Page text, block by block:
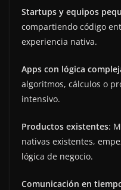
Startups y equipos
compartiendo código
experiencia nativa.
Apps con lógica
algoritmos, cálculos o
intensivo.
Productos existentes:
nativas existentes,
lógica de negocio.
Comunicación en